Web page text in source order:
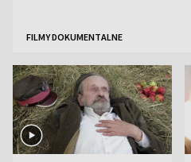
FILMY DOKUMENTALNE